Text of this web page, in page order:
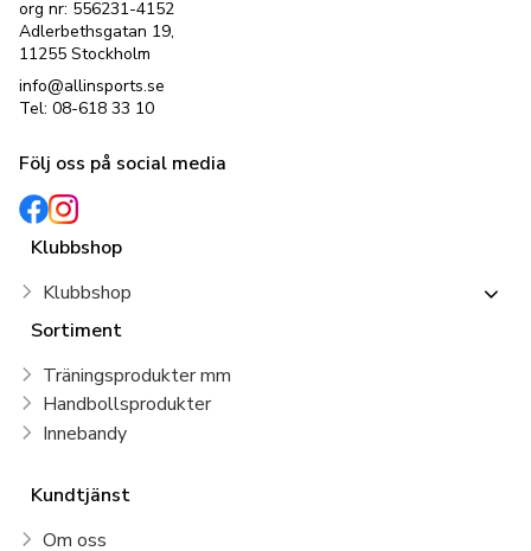
org nr: 556231-4152
Adlerbethsgatan 19,
11255 Stockholm
info@allinsports.se
Tel: 08-618 33 10
Följ oss på social media
Klubbshop
Klubbshop
Sortiment
Träningsprodukter mm
Handbollsprodukter
Innebandy
Kundtjänst
Om oss